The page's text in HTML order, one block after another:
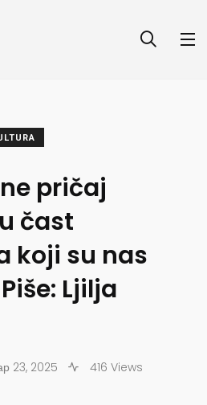
pričaj
čast
koji su nas
Ljilja
23, 2025
416 Views